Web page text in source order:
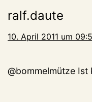
ralf.daute
10. April 2011 um
@bommelmütze